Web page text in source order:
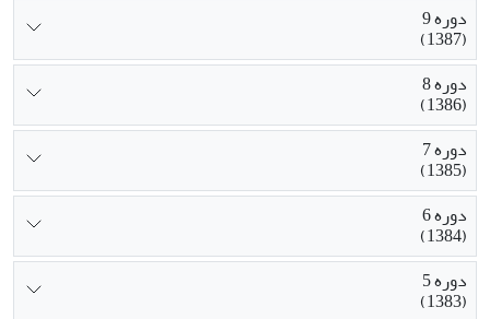
دوره 9
(1387)
دوره 8
(1386)
دوره 7
(1385)
دوره 6
(1384)
دوره 5
(1383)